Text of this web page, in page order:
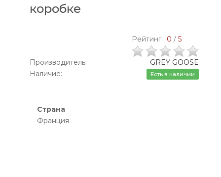
коробке
Рейтинг: 0 / 5
Производитель:
GREY GOOSE
Наличие:
Есть в наличии
Страна
Франция